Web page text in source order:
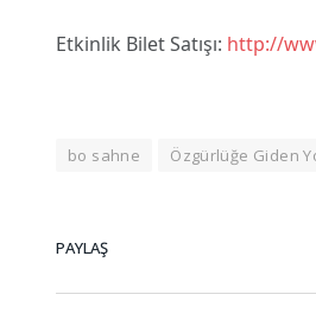
Etkinlik Bilet Satışı: http://
bo sahne Özgürlüğe Giden
PAYLAŞ